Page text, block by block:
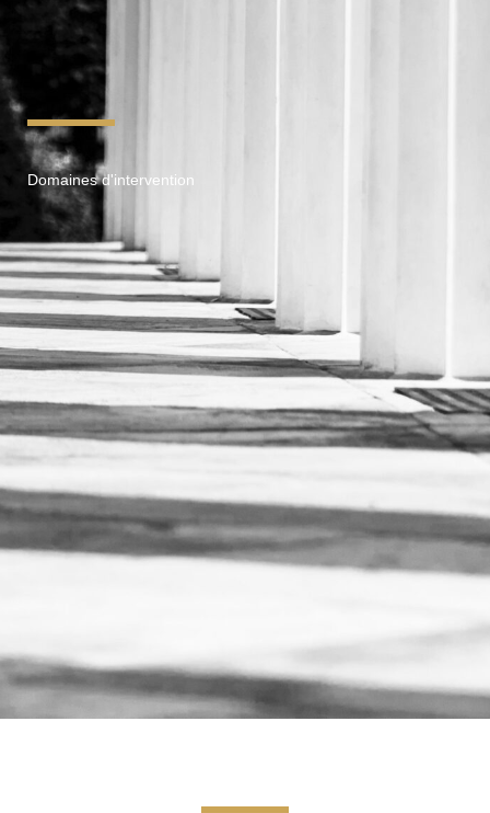
Domaines d'intervention